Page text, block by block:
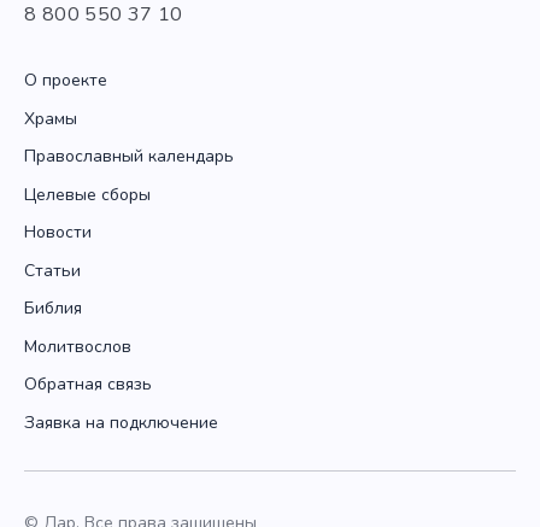
О проекте
Храмы
Православный календарь
Целевые сборы
Новости
Статьи
Библия
Молитвослов
Обратная связь
Заявка на подключение
8 800 550 37 10